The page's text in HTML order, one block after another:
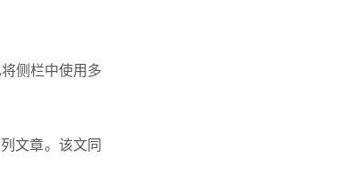
侧栏中使用多
文章。该文同